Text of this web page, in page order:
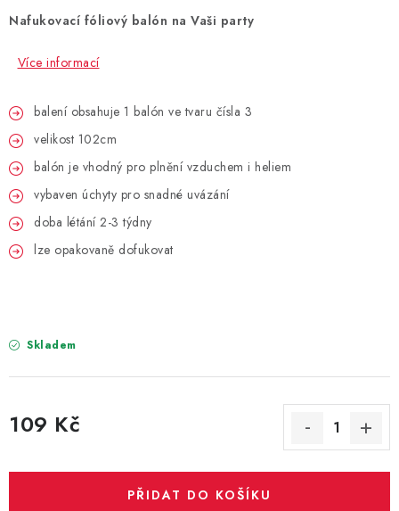
DÁRKY
HELIUM NA BALÓNKY
LAMPIONY
OSLAVA PODLE BAREV
PIŇATY
STUHY A MAŠLE
VYSTŘELOVACÍ KONFETY
ORGANZY, STOLOVÉ ŠERPY
Nafukovací fóliový balón na Vaši party
Více informací
balení obsahuje 1 balón ve tvaru čísla 3
velikost 102cm
balón je vhodný pro plnění vzduchem i heliem
vybaven úchyty pro snadné uvázání
doba létání 2-3 týdny
lze opakovaně dofukovat
Skladem
109 Kč
PŘIDAT DO KOŠÍKU